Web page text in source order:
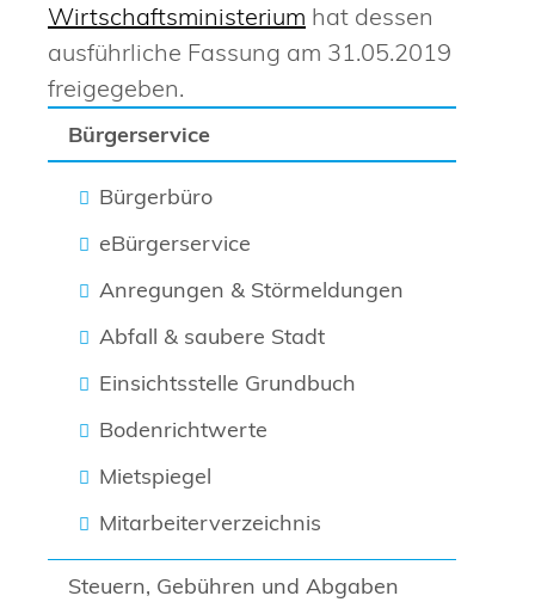
Bürgerservice
Bürgerbüro
eBürgerservice
Anregungen & Störmeldungen
Abfall & saubere Stadt
Einsichtsstelle Grundbuch
Bodenrichtwerte
Mietspiegel
Mitarbeiterverzeichnis
Steuern, Gebühren und Abgaben
Wirtschaftsministerium hat dessen
ausführliche Fassung am 31.05.2019
freigegeben.